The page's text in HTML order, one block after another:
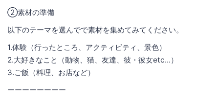
②素材の準備
以下のテーマを選んでで素材を集めてみてください。
1.体験（行ったところ、アクティビティ、景色）
2.大好きなこと（動物、猫、友達、彼・彼女etc...）
3.ご飯（料理、お店など）
ーーーーーーーー